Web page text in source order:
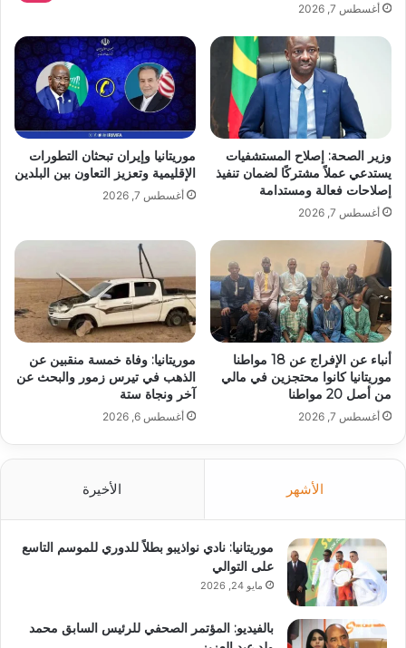
أغسطس 7, 2026
وزير الصحة: إصلاح المستشفيات
يستدعي عملاً مشتركًا لضمان تنفيذ
إصلاحات فعالة ومستدامة
أغسطس 7, 2026
موريتانيا وإيران تبحثان التطورات
الإقليمية وتعزيز التعاون بين البلدين
أغسطس 7, 2026
أنباء عن الإفراج عن 18 مواطنا
موريتانيا كانوا محتجزين في مالي
من أصل 20 مواطنا
أغسطس 7, 2026
موريتانيا: وفاة خمسة منقبين عن
الذهب في تيرس زمور والبحث عن
آخر ونجاة ستة
أغسطس 6, 2026
الأشهر الأخيرة
موريتانيا: نادي نواذيبو بطلاً للدوري للموسم التاسع
على التوالي
مايو 24, 2026
بالفيديو: المؤتمر الصحفي للرئيس السابق محمد